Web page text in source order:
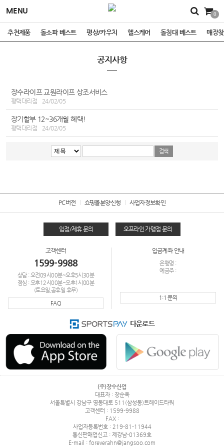
MENU 0
추천제품 돌소파 베스트 평상/카우치 헬스케어 돌침대 베스트 매장
공지사항
장수라이프 교원라이프 상조서비스
평택대리점 24/02/05
장기할부 12~36개월 혜택!
평택대리점 24/02/05
PC버전 쇼핑몰분양신청 사업자정보확인
입점/제휴 문의 오프라인 가맹점 문의
고객센터
1599-9988
상담 : 오전09시00분~오후5시30분
점심 : 오후12시00분~오후1시00분
(토요일,공휴일 휴무)
FAQ
입금계좌 안내
은행명 :
예금주 :
1:1 문의
다운로드
(주)장수산업
대표자 : 장순옥
서울특별시 강남구 영동대로 511(삼성동)트레이드타워
고객센터 : 1599-9988
FAX :
사업자등록번호 : 219-81-11944
통신판매업신고 : 제강남-01369호
E-mail : foreverahn@jangsoo.com